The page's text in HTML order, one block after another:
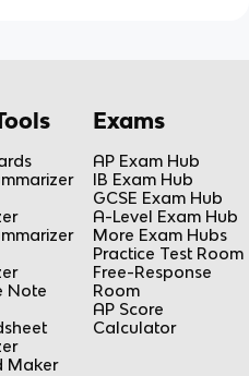
Note
Maker
Exams
AP Exam Hub
IB Exam Hub
GCSE Exam Hub
A-Level Exam Hub
More Exam Hubs
Practice Test Room
Free-Response
Room
AP Score
Calculator